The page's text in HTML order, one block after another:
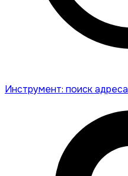
Инструмент: поиск адреса